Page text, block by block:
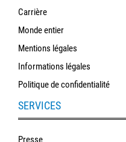
Carrière
Monde entier
Mentions légales
Informations légales
Politique de confidentialité
SERVICES
Presse